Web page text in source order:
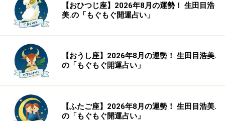
【おひつじ座】2026年8月の運勢！ 生田目浩
美.の「もぐもぐ開運占い」
【おうし座】2026年8月の運勢！ 生田目浩美.
の「もぐもぐ開運占い」
【ふたご座】2026年8月の運勢！ 生田目浩美.
の「もぐもぐ開運占い」